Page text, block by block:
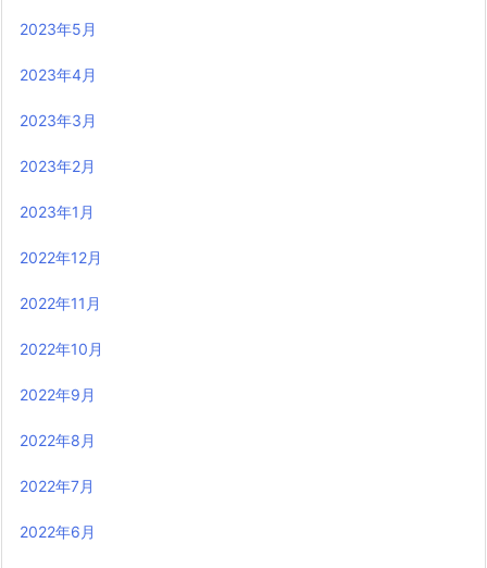
2023年5月
2023年4月
2023年3月
2023年2月
2023年1月
2022年12月
2022年11月
2022年10月
2022年9月
2022年8月
2022年7月
2022年6月